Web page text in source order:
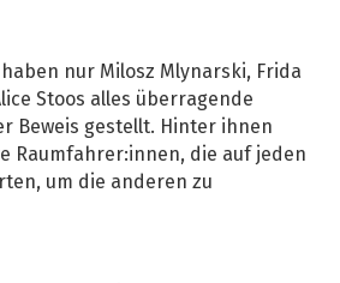
haben nur Milosz Mlynarski, Frida
Stoos alles überragende
Beweis gestellt. Hinter ihnen
Raumfahrer:innen, die auf jeden
um die anderen zu